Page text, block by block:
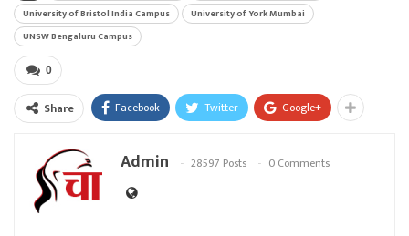
University of Bristol India Campus
University of York Mumbai
UNSW Bengaluru Campus
0
Share Facebook Twitter Google+
Admin 28597 Posts 0 Comments